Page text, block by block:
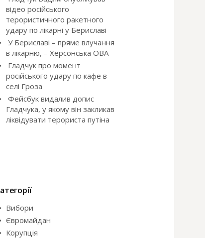
відео російського
терористичного ракетного
удару по лікарні у Бериславі
У Бериславі – пряме влучання
в лікарню, – Херсонська ОВА
Гладчук про момент
російського удару по кафе в
селі Гроза
Фейсбук видалив допис
Гладчука, у якому він закликав
ліквідувати терориста путіна
Вибори
Євромайдан
Корупція